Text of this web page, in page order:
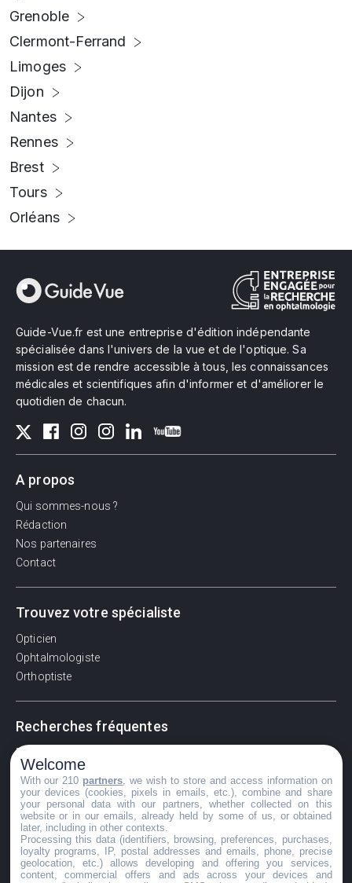
Grenoble
Clermont-Ferrand
Limoges
Dijon
Nantes
Rennes
Brest
Tours
Orléans
Guide-Vue.fr est une entreprise d'édition indépendante
spécialisée dans l'univers de la vue et de l'optique. Sa
mission est de rendre accessible à tous, les connaissances
médicales et scientifiques afin d'informer et d'améliorer le
quotidien de chacun.
A propos
Qui sommes-nous ?
Rédaction
Nos partenaires
Contact
Trouvez votre spécialiste
Opticien
Ophtalmologiste
Orthoptiste
Recherches fréquentes
Pathologies adultes
Signes d'une urgence ophtalmologique
La vision
Acuité visuelle
Myosis / mydriase
Œdème oculaire
Welcome
With our 210 partners , we wish to store and access information on
your devices (cookies, pixels in emails, etc.), combine and share
your personal data with our partners, whether collected on this
website or in our emails, already held by some of us, or obtained
later, including in other contexts.
Processing this data (identifiers, browsing, preferences, purchases,
loyalty programs, IP, postal addresses and emails, phone, precise
geolocation, etc.) allows developing and offering you services,
content, commercial offers and ads across your devices and